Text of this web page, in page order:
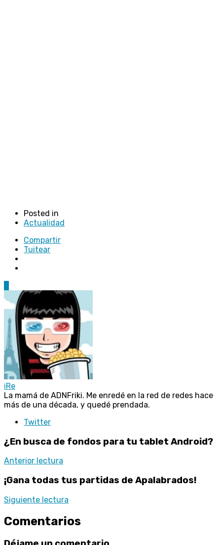
Posted in
Actualidad
Compartir
Tuitear
iRe
La mamá de ADNFriki. Me enredé en la red de redes hace
más de una década, y quedé prendada.
Twitter
¿En busca de fondos para tu tablet Android?
Anterior lectura
¡Gana todas tus partidas de Apalabrados!
Siguiente lectura
Comentarios